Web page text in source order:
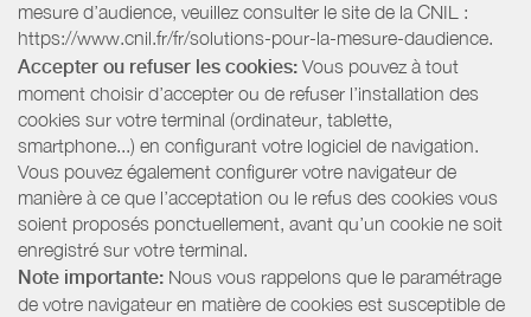
mesure d’audience, veuillez consulter le site de la CNIL :
https://www.cnil.fr/fr/solutions-pour-la-mesure-daudience.
Accepter ou refuser les cookies: Vous pouvez à tout
moment choisir d’accepter ou de refuser l’installation des
cookies sur votre terminal (ordinateur, tablette,
smartphone...) en configurant votre logiciel de navigation.
Vous pouvez également configurer votre navigateur de
manière à ce que l’acceptation ou le refus des cookies vous
soient proposés ponctuellement, avant qu’un cookie ne soit
enregistré sur votre terminal.
Note importante: Nous vous rappelons que le paramétrage
de votre navigateur en matière de cookies est susceptible de